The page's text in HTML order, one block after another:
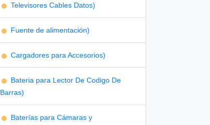
Televisores Cables Datos)
Fuente de alimentación)
Cargadores para Accesorios)
Bateria para Lector De Codigo De
Barras)
Baterías para Cámaras y